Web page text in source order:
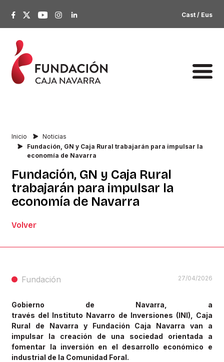
Cast / Eus
Inicio
Noticias
Fundación, GN y Caja Rural trabajarán para impulsar la
economía de Navarra
Fundación, GN y Caja Rural
trabajarán para impulsar la
economía de Navarra
Volver
Fundación 27/04/2026
Gobierno de Navarra, a
través del Instituto Navarro de Inversiones (INI), Caja
Rural de Navarra y Fundación Caja Navarra van a
impulsar la creación de una sociedad orientada a
fomentar la inversión en el desarrollo económico e
industrial de la Comunidad Foral.